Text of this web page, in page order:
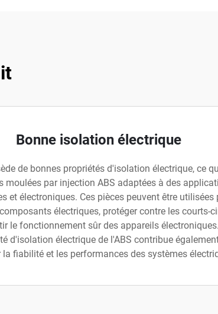
Bonne isolation électrique
de bonnes propriétés d'isolation électrique, ce
moulées par injection ABS adaptées à des
et électroniques. Ces pièces peuvent être utilisées
électriques, protéger contre les courts-
le fonctionnement sûr des appareils
d'isolation électrique de l'ABS contribue
fiabilité et les performances des systèmes